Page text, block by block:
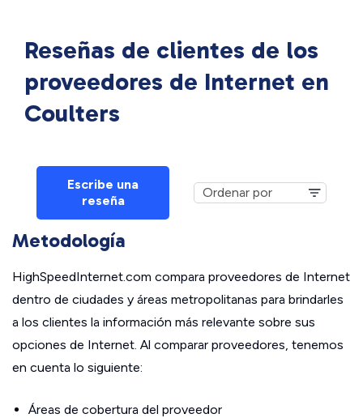
Reseñas de clientes de los
proveedores de Internet en
Coulters
Escribe una
reseña
Metodología
HighSpeedInternet.com compara proveedores de Internet
dentro de ciudades y áreas metropolitanas para brindarles
a los clientes la información más relevante sobre sus
opciones de Internet. Al comparar proveedores, tenemos
en cuenta lo siguiente:
Áreas de cobertura del proveedor